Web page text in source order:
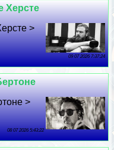
Херсте
>
09 07 2026 7:37:24
>
08 07 2026 5:43:22